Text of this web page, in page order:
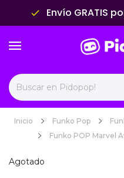
done Envío GRATIS
Inicio Funko Pop
Funko POP Marvel
Agotado